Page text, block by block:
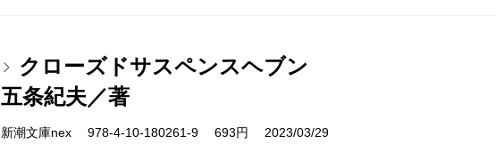
クローズドサスペンスヘブン
五条紀夫／著
新潮文庫nex 978-4-10-180261-9 693円 2023/03/29